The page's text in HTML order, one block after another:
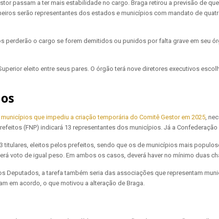
passam a ter mais estabilidade no cargo. Braga retirou a previsão de
serão representantes dos estados e municípios com mandato de
perderão o cargo se forem demitidos ou punidos por falta grave em seu
eleito entre seus pares. O órgão terá nove diretores executivos
que impediu a criação temporária do Comitê Gestor em 2025,
(FNP) indicará 13 representantes dos municípios. Já a
titulares, eleitos pelos prefeitos, sendo que os de municípios mais
voto de igual peso. Em ambos os casos, deverá haver no mínimo duas
Deputados, a tarefa também seria das associações que representam
em acordo, o que motivou a alteração de Braga.